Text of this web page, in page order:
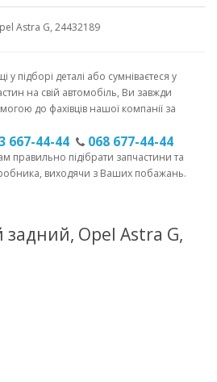
Astra G, 24432189
підборі деталі або сумніваєтеся у
на свій автомобіль, Ви завжди
до фахівців нашої компанії за
667-44-44 068 677-44-44
правильно підібрати запчастини та
виходячи з Ваших побажань.
Opel Astra G,